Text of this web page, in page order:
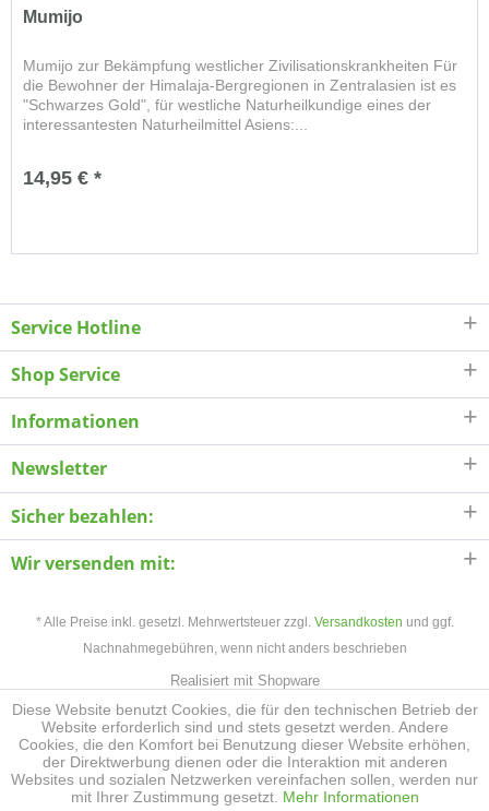
Mumijo
Mumijo zur Bekämpfung westlicher Zivilisationskrankheiten Für
die Bewohner der Himalaja-Bergregionen in Zentralasien ist es
"Schwarzes Gold", für westliche Naturheilkundige eines der
interessantesten Naturheilmittel Asiens:...
14,95 € *
Service Hotline
Shop Service
Informationen
Newsletter
Sicher bezahlen:
Wir versenden mit:
* Alle Preise inkl. gesetzl. Mehrwertsteuer zzgl. Versandkosten und ggf.
Nachnahmegebühren, wenn nicht anders beschrieben
Realisiert mit Shopware
Diese Website benutzt Cookies, die für den technischen Betrieb der
Website erforderlich sind und stets gesetzt werden. Andere
Cookies, die den Komfort bei Benutzung dieser Website erhöhen,
der Direktwerbung dienen oder die Interaktion mit anderen
Websites und sozialen Netzwerken vereinfachen sollen, werden nur
mit Ihrer Zustimmung gesetzt. Mehr Informationen